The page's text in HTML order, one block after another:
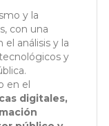
y la
con una
análisis y la
y
en el
digitales,